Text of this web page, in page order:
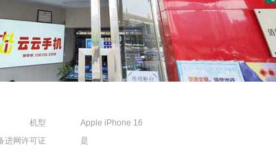
机型
Apple iPhone 16
进网许可证
是